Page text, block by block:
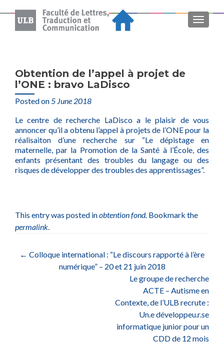
MENU
Obtention de l’appel à projet de
l’ONE : bravo LaDisco
Posted on5 June 2018
Le centre de recherche LaDisco a le plaisir de vous
annoncer qu’il a obtenu l’appel à projets de l’ONE pour la
réalisaiton d’une recherche sur “Le dépistage en
maternelle, par la Promotion de la Santé à l’École, des
enfants présentant des troubles du langage ou des
risques de développer des troubles des apprentissages”.
This entry was posted inobtention fond. Bookmark the
permalink.
Post
navigation
← Colloque international : “Le discours rapporté à l’ère
numérique” – 20 et 21 juin 2018
Le groupe de recherche
ACTE – Autisme en
Contexte, de l’ULB recrute :
Un.e développeu.r.se
informatique junior pour un
CDD de 12 mois